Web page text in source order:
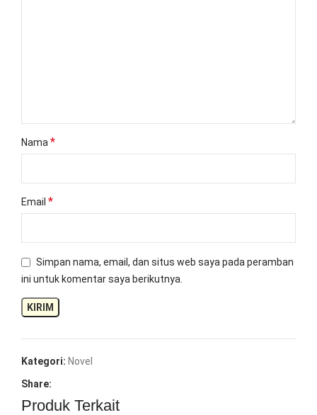
Nama *
Email *
Simpan nama, email, dan situs web saya pada peramban
ini untuk komentar saya berikutnya.
Kategori: Novel
Share:
Produk Terkait